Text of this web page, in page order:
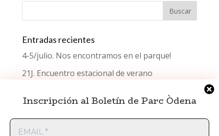
Inscripción al Boletín de Parc Òdena
EMAIL
Entradas recientes
4-5/julio. Nos encontramos en el parque!
21J. Encuentro estacional de verano
Encuentro estacional de primavera
Encuentro estacional de invierno